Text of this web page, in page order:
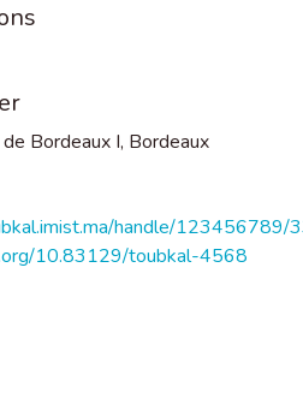
Bordeaux I, Bordeaux
handle/123456789/
10.83129/toubkal-4568